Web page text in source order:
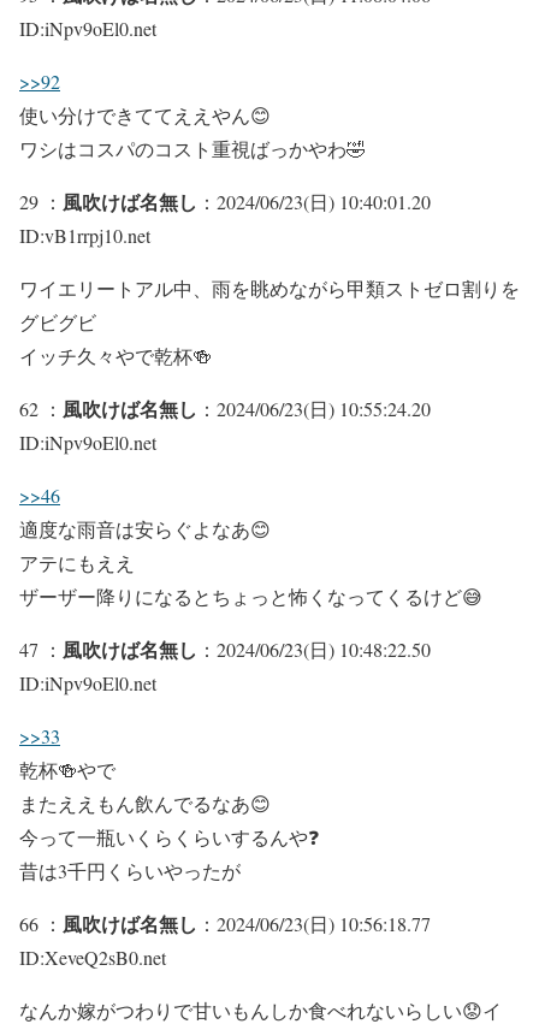
ID:iNpv9oEl0.net
>>92
使い分けできててええやん😊
ワシはコスパのコスト重視ばっかやわ🤣
29 ： 風吹けば名無し ：2024/06/23(日) 10:40:01.20
ID:vB1rrpj10.net
ワイエリートアル中、雨を眺めながら甲類ストゼロ割りを
グビグビ
イッチ久々やで乾杯🍻
62 ： 風吹けば名無し ：2024/06/23(日) 10:55:24.20
ID:iNpv9oEl0.net
>>46
適度な雨音は安らぐよなあ😊
アテにもええ
ザーザー降りになるとちょっと怖くなってくるけど😅
47 ： 風吹けば名無し ：2024/06/23(日) 10:48:22.50
ID:iNpv9oEl0.net
>>33
乾杯🍻やで
またええもん飲んでるなあ😊
今って一瓶いくらくらいするんや❓
昔は3千円くらいやったが
66 ： 風吹けば名無し ：2024/06/23(日) 10:56:18.77
ID:XeveQ2sB0.net
なんか嫁がつわりで甘いもんしか食べれないらしい😟イ